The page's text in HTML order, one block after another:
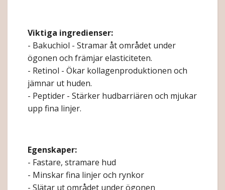
Viktiga ingredienser:
- Bakuchiol - Stramar åt området under
ögonen och främjar elasticiteten.
- Retinol - Ökar kollagenproduktionen och
jämnar ut huden.
- Peptider - Stärker hudbarriären och mjukar
upp fina linjer.
Egenskaper:
- Fastare, stramare hud
- Minskar fina linjer och rynkor
- Slätar ut området under ögonen